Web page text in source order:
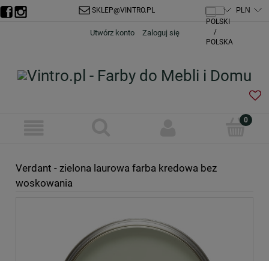
SKLEP@VINTRO.PL
Utwórz konto Zaloguj się
Verdant - zielona laurowa farba kredowa bez
woskowania